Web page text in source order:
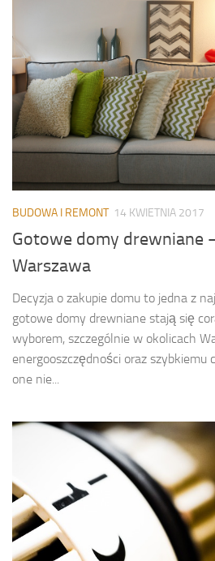
BUDOWA I REMONT 14 KWIETNIA 2017
Gotowe domy drewniane
Warszawa
Decyzja o zakupie domu to jedna z
gotowe domy drewniane stają się
wyborem, szczególnie w okolicach
energooszczędności oraz szybkiemu
one nie...